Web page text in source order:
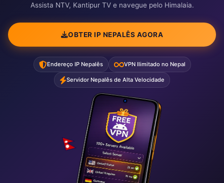
Assista NTV, Kantipur TV e navegue pelo Himalaia.
OBTER IP NEPALÊS AGORA
Endereço IP Nepalês VPN Ilimitado no Nepal
Servidor Nepalês de Alta Velocidade